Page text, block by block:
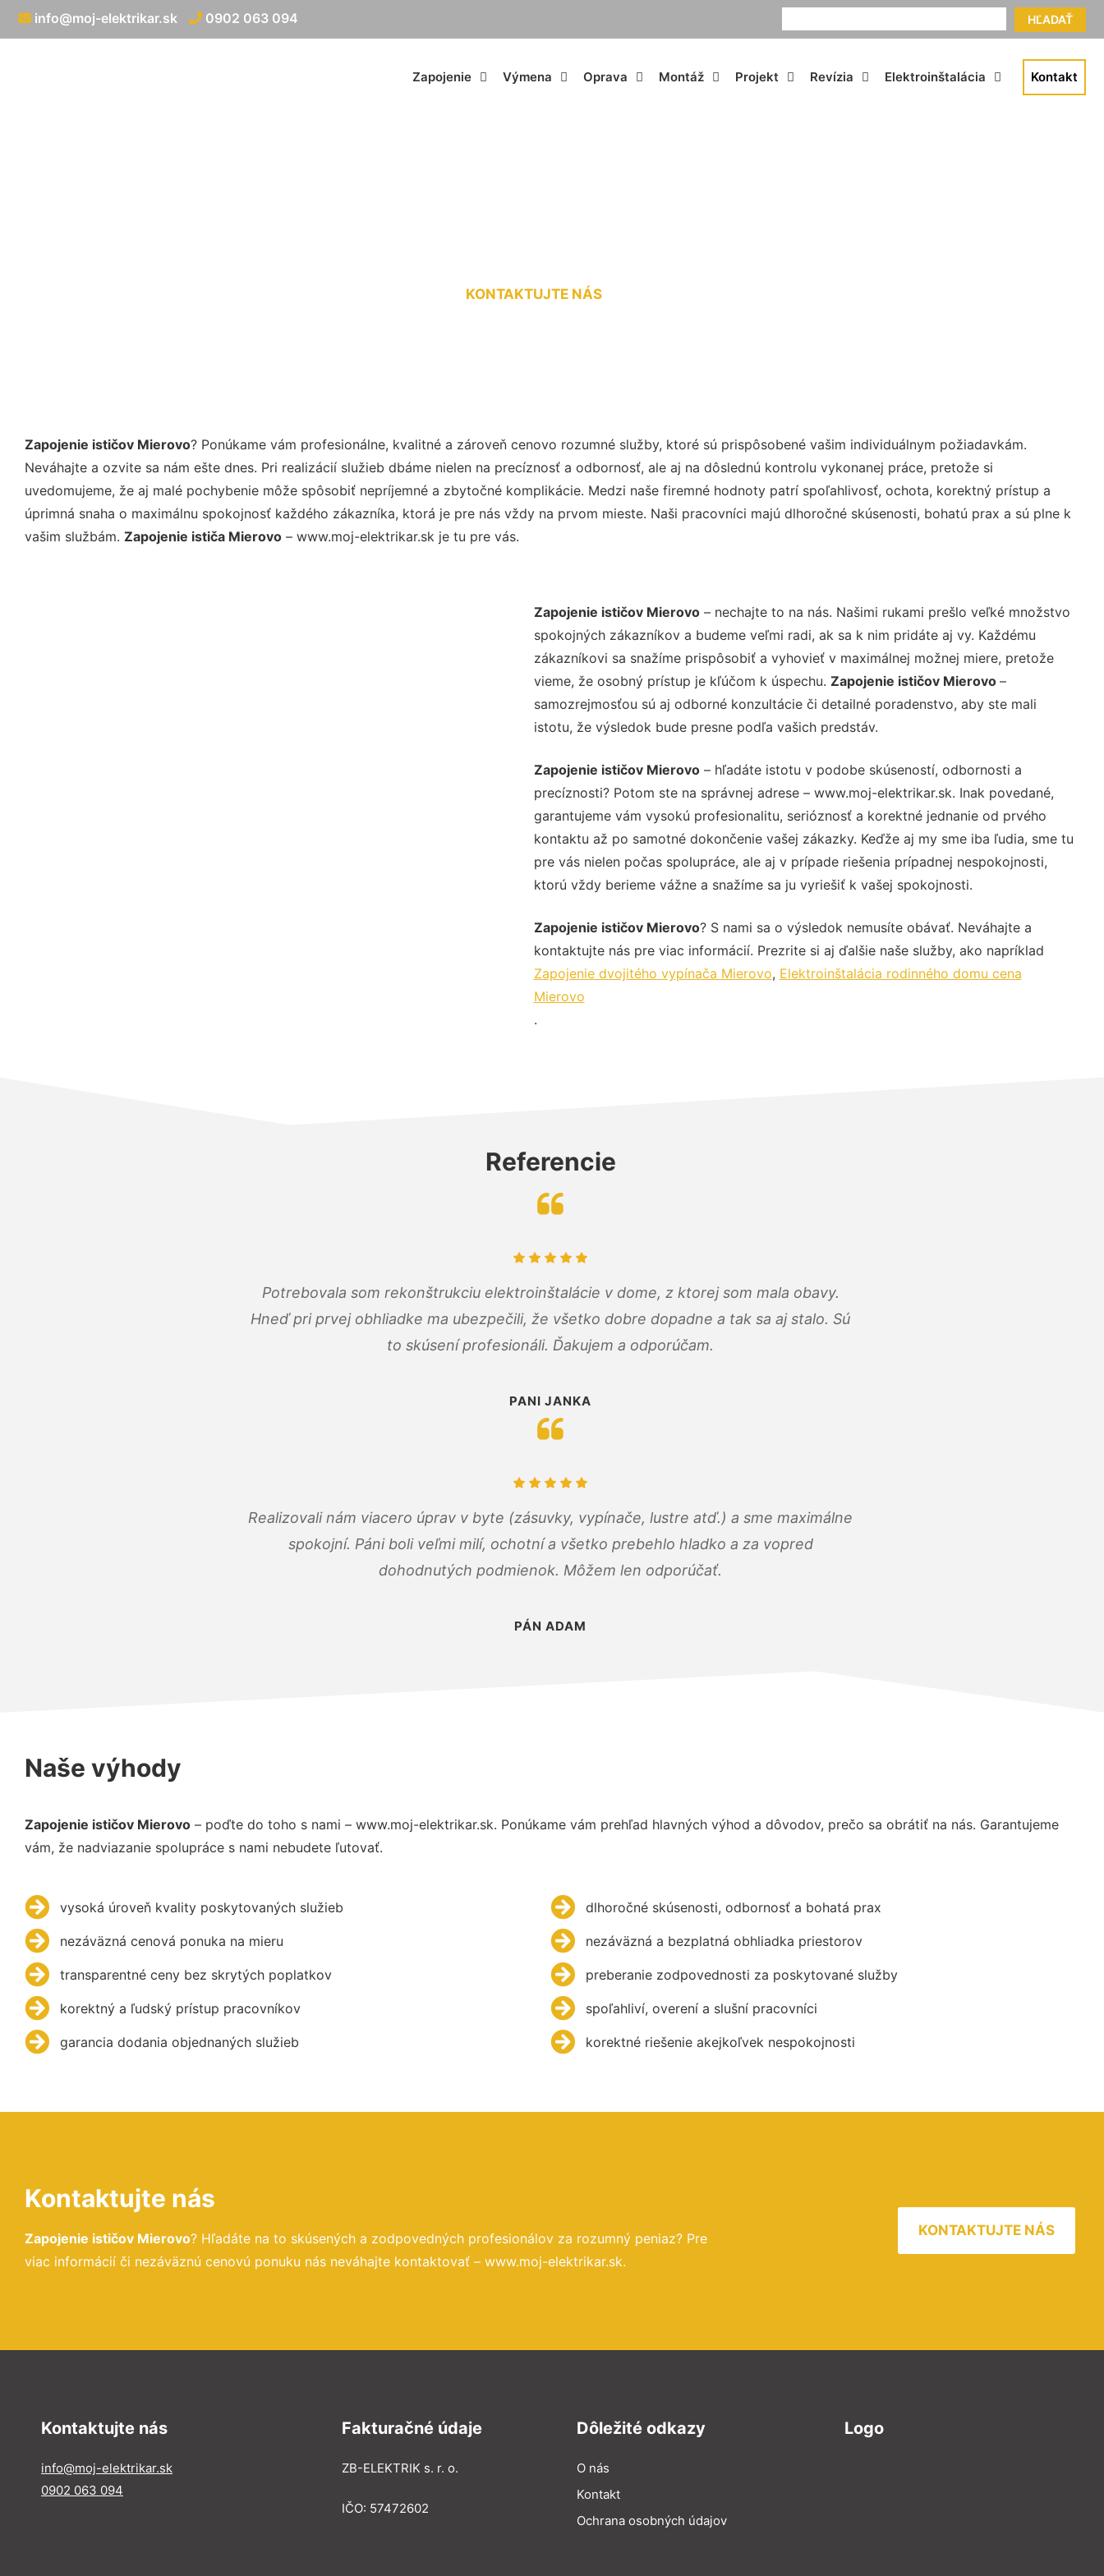
HĽADAŤ
info@moj-elektrikar.sk 0902 063 094
Zapojenie Výmena Oprava Montáž Projekt Revízia Elektroinštalácia Kontakt
KONTAKTUJTE NÁS
Zapojenie ističov Mierovo? Ponúkame vám profesionálne, kvalitné a zároveň cenovo rozumné služby, ktoré sú prispôsobené vašim individuálnym požiadavkám.
Neváhajte a ozvite sa nám ešte dnes. Pri realizácií služieb dbáme nielen na precíznosť a odbornosť, ale aj na dôslednú kontrolu vykonanej práce, pretože si
uvedomujeme, že aj malé pochybenie môže spôsobiť nepríjemné a zbytočné komplikácie. Medzi naše firemné hodnoty patrí spoľahlivosť, ochota, korektný prístup a
úprimná snaha o maximálnu spokojnosť každého zákazníka, ktorá je pre nás vždy na prvom mieste. Naši pracovníci majú dlhoročné skúsenosti, bohatú prax a sú plne k
vašim službám. Zapojenie ističa Mierovo – www.moj-elektrikar.sk je tu pre vás.
Zapojenie ističov Mierovo– nechajte to na nás. Našimi rukami prešlo veľké množstvo
spokojných zákazníkov a budeme veľmi radi, ak sa k nim pridáte aj vy. Každému
zákazníkovi sa snažíme prispôsobiť a vyhovieť v maximálnej možnej miere, pretože
vieme, že osobný prístup je kľúčom k úspechu. Zapojenie ističov Mierovo –
samozrejmosťou sú aj odborné konzultácie či detailné poradenstvo, aby ste mali
istotu, že výsledok bude presne podľa vašich predstáv.
Zapojenie ističov Mierovo– hľadáte istotu v podobe skúseností, odbornosti a
precíznosti? Potom ste na správnej adrese – www.moj-elektrikar.sk. Inak povedané,
garantujeme vám vysokú profesionalitu, serióznosť a korektné jednanie od prvého
kontaktu až po samotné dokončenie vašej zákazky. Keďže aj my sme iba ľudia, sme tu
pre vás nielen počas spolupráce, ale aj v prípade riešenia prípadnej nespokojnosti,
ktorú vždy berieme vážne a snažíme sa ju vyriešiť k vašej spokojnosti.
Zapojenie ističov Mierovo? S nami sa o výsledok nemusíte obávať. Neváhajte a
kontaktujte nás pre viac informácií. Prezrite si aj ďalšie naše služby, ako napríklad
Zapojenie dvojitého vypínača Mierovo, Elektroinštalácia rodinného domu cena
Mierovo
.
Referencie
Potrebovala som rekonštrukciu elektroinštalácie v dome, z ktorej som mala obavy.
Hneď pri prvej obhliadke ma ubezpečili, že všetko dobre dopadne a tak sa aj stalo. Sú
to skúsení profesionáli. Ďakujem a odporúčam.
PANI JANKA
Realizovali nám viacero úprav v byte (zásuvky, vypínače, lustre atď.) a sme maximálne
spokojní. Páni boli veľmi milí, ochotní a všetko prebehlo hladko a za vopred
dohodnutých podmienok. Môžem len odporúčať.
PÁN ADAM
Naše výhody
Zapojenie ističov Mierovo – poďte do toho s nami – www.moj-elektrikar.sk. Ponúkame vám prehľad hlavných výhod a dôvodov, prečo sa obrátiť na nás. Garantujeme
vám, že nadviazanie spolupráce s nami nebudete ľutovať.
vysoká úroveň kvality poskytovaných služieb
nezáväzná cenová ponuka na mieru
transparentné ceny bez skrytých poplatkov
korektný a ľudský prístup pracovníkov
garancia dodania objednaných služieb
dlhoročné skúsenosti, odbornosť a bohatá prax
nezáväzná a bezplatná obhliadka priestorov
preberanie zodpovednosti za poskytované služby
spoľahliví, overení a slušní pracovníci
korektné riešenie akejkoľvek nespokojnosti
Kontaktujte nás
Zapojenie ističov Mierovo? Hľadáte na to skúsených a zodpovedných profesionálov za rozumný peniaz? Pre
viac informácií či nezáväznú cenovú ponuku nás neváhajte kontaktovať – www.moj-elektrikar.sk.
KONTAKTUJTE NÁS
Kontaktujte nás
info@moj-elektrikar.sk
0902 063 094
Fakturačné údaje
ZB-ELEKTRIK s. r. o.
IČO: 57472602
Dôležité odkazy
O nás
Kontakt
Ochrana osobných údajov
Logo